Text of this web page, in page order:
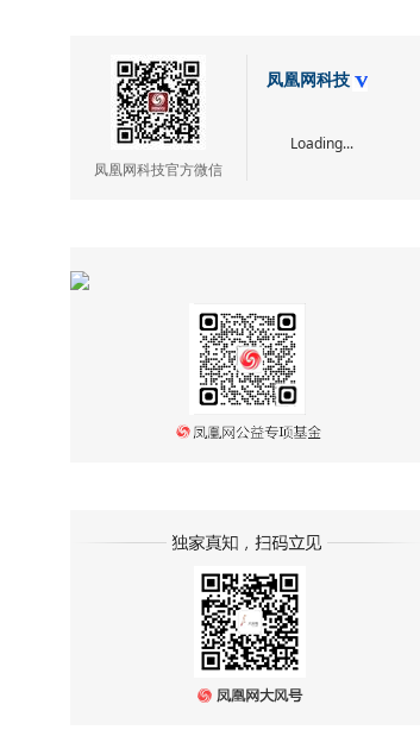
凤凰网科技官方微信
凤凰网科技
Loading...